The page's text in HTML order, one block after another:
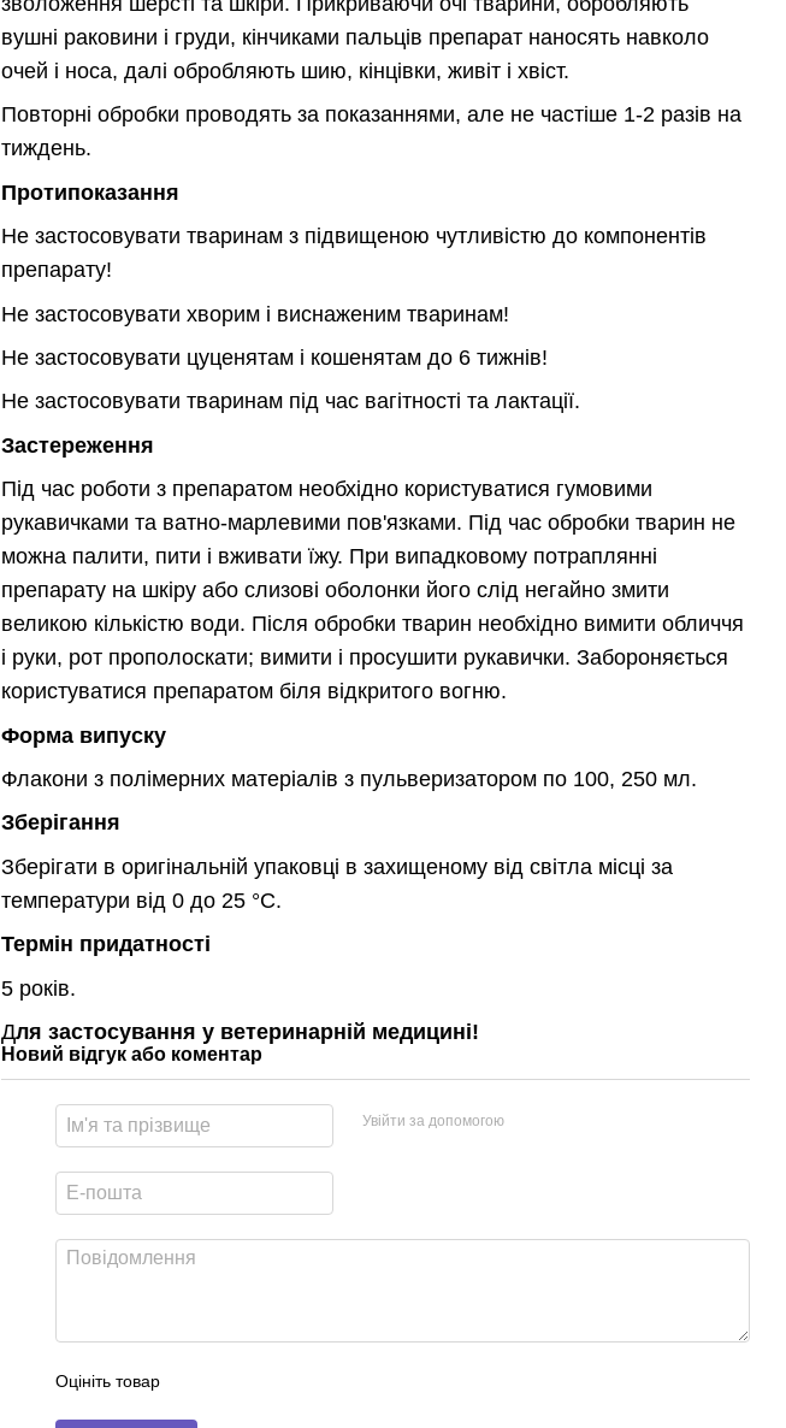
вушні раковини і груди, кінчиками пальців препарат наносять навколо
очей і носа, далі обробляють шию, кінцівки, живіт і хвіст.
Повторні обробки проводять за показаннями, але не частіше 1-2 разів на
тиждень.
Протипоказання
Не застосовувати тваринам з підвищеною чутливістю до компонентів
препарату!
Не застосовувати хворим і виснаженим тваринам!
Не застосовувати цуценятам і кошенятам до 6 тижнів!
Не застосовувати тваринам під час вагітності та лактації.
Застереження
Під час роботи з препаратом необхідно користуватися гумовими
рукавичками та ватно-марлевими пов'язками. Під час обробки тварин не
можна палити, пити і вживати їжу. При випадковому потраплянні
препарату на шкіру або слизові оболонки його слід негайно змити
великою кількістю води. Після обробки тварин необхідно вимити обличчя
і руки, рот прополоскати; вимити і просушити рукавички. Забороняється
користуватися препаратом біля відкритого вогню.
Форма випуску
Флакони з полімерних матеріалів з пульверизатором по 100, 250 мл.
Зберігання
Зберігати в оригінальній упаковці в захищеному від світла місці за
температури від 0 до 25 °С.
Термін придатності
5 років.
Для застосування у ветеринарній медицині!
Новий відгук або коментар
Увійти за допомогою
Оцініть товар